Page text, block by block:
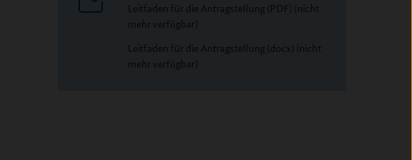
Leitfaden für die Antragstellung (PDF) (nicht
mehr verfügbar)
Leitfaden für die Antragstellung (docx) (nicht
mehr verfügbar)